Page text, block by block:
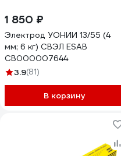
1 850 ₽
Электрод УОНИИ 13/55 (4
мм; 6 кг) СВЭЛ ESAB
СВ000007644
3.9(81)
В корзину